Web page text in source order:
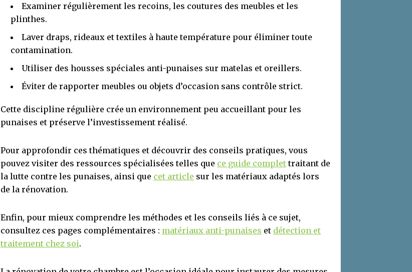
Examiner régulièrement les recoins, les coutures des meubles et les
plinthes.
Laver draps, rideaux et textiles à haute température pour éliminer toute
contamination.
Utiliser des housses spéciales anti-punaises sur matelas et oreillers.
Éviter de rapporter meubles ou objets d’occasion sans contrôle strict.
Cette discipline régulière crée un environnement peu accueillant pour les
punaises et préserve l’investissement réalisé.
Pour approfondir ces thématiques et découvrir des conseils pratiques, vous
pouvez visiter des ressources spécialisées telles que ce guide complettraitant de
la lutte contre les punaises, ainsi que cet article sur les matériaux adaptés lors
de la rénovation.
Enfin, pour mieux comprendre les méthodes et les conseils liés à ce sujet,
consultez ces pages complémentaires : matériaux anti-punaises et détection et
traitement chez soi.